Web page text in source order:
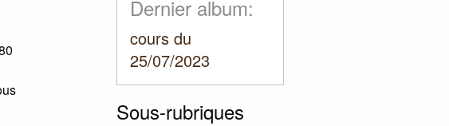
Dernier album:
cours du
25/07/2023
Sous-rubriques